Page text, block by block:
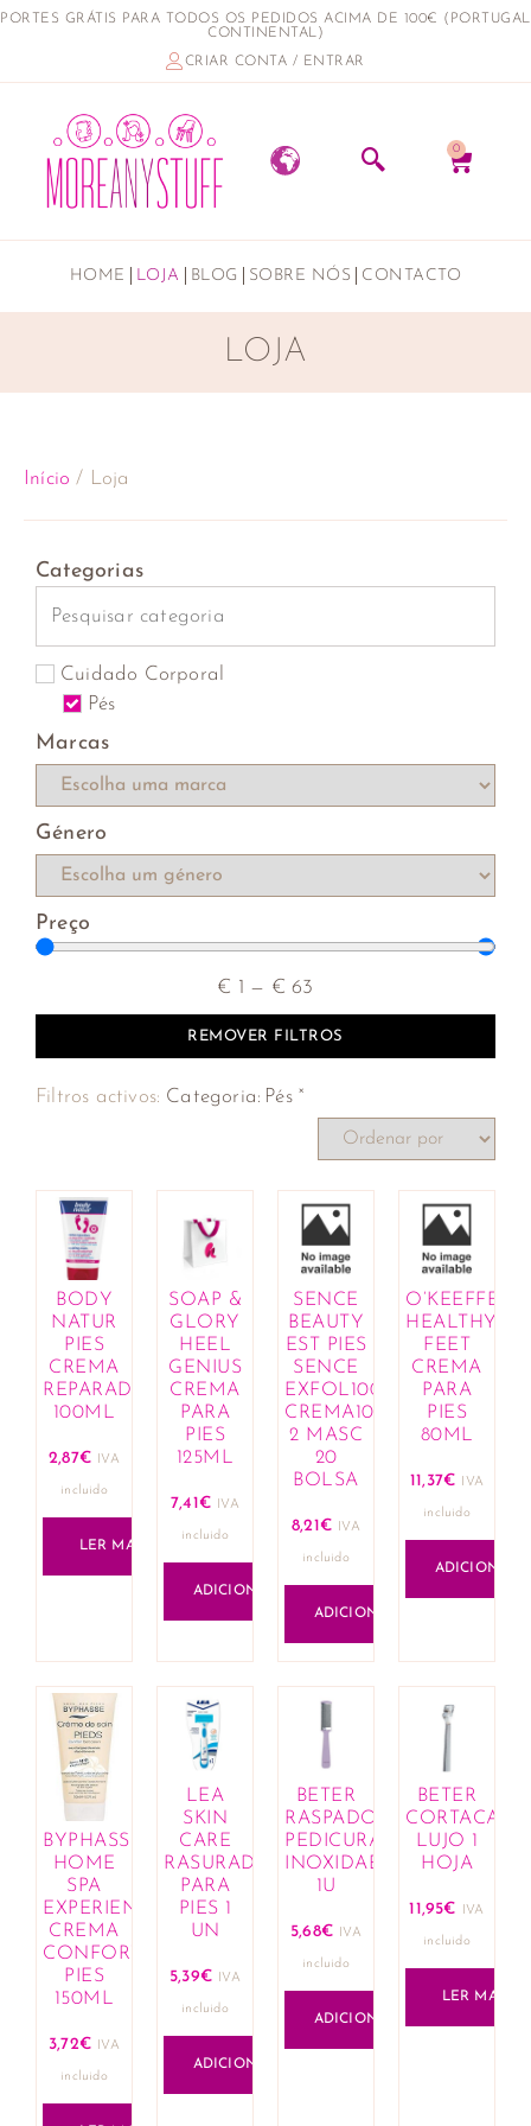
PORTES GRÁTIS PARA TODOS OS PEDIDOS ACIMA DE 100€ (PORTUGAL
CONTINENTAL)
CRIAR CONTA / ENTRAR
0
HOME LOJA BLOG SOBRE NÓS CONTACTO
LOJA
Início / Loja
Categorias
Cuidado Corporal
Pés
Marcas
Género
Preço
€ 1 — €63
REMOVER FILTROS
Filtros activos: Categoria: Pés ×
BODY
NATUR
PIES
CREMA
REPARADORA
100ML
2,87€ IVA
incluido
LER MAIS
SOAP &
GLORY
HEEL
GENIUS
CREMA
PARA
PIES
125ML
7,41 € IVA
incluido
ADICIONAR
SENCE
BEAUTY
EST PIES
SENCE
EXFOL100
CREMA100
2 MASC
20
BOLSA
8,21 € IVA
incluido
ADICIONAR
O’KEEFFE’S
HEALTHY
FEET
CREMA
PARA
PIES
80ML
11,37€ IVA
incluido
ADICIONAR
BYPHASSE
HOME
SPA
EXPERIENCE
CREMA
CONFORT
PIES
150ML
3,72€ IVA
incluido
LEA
SKIN
CARE
RASURADORA
PARA
PIES 1
UN
5,39€ IVA
incluido
ADICIONAR
BETER
RASPADOR
PEDICURA
INOXIDABLE
1U
5,68€ IVA
incluido
ADICIONAR
BETER
LUJO 1
HOJA
11,95€ IVA
incluido
LER MAIS